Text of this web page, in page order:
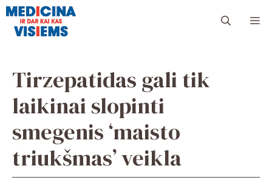
Pereiti
turinio
Tirzepatidas gali tik
laikinai slopinti
smegenis ‘maisto
triukšmas’ veikla